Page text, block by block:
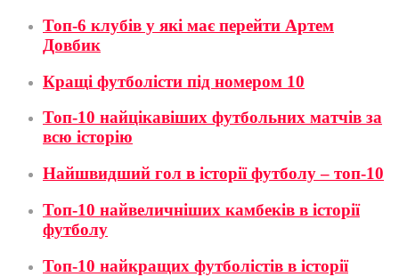
Топ-6 клубів у які має перейти Артем
Довбик
Кращі футболісти під номером 10
Топ-10 найцікавіших футбольних матчів за
всю історію
Найшвидший гол в історії футболу – топ-10
Топ-10 найвеличніших камбеків в історії
футболу
Топ-10 найкращих футболістів в історії